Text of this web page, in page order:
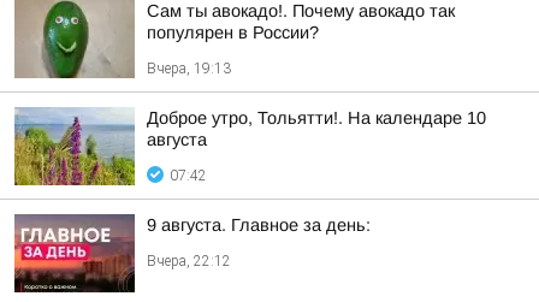
Сам ты авокадо!. Почему авокадо так
популярен в России?
Вчера, 19:13
Доброе утро, Тольятти!. На календаре 10
августа
07:42
9 августа. Главное за день:
Вчера, 22:12